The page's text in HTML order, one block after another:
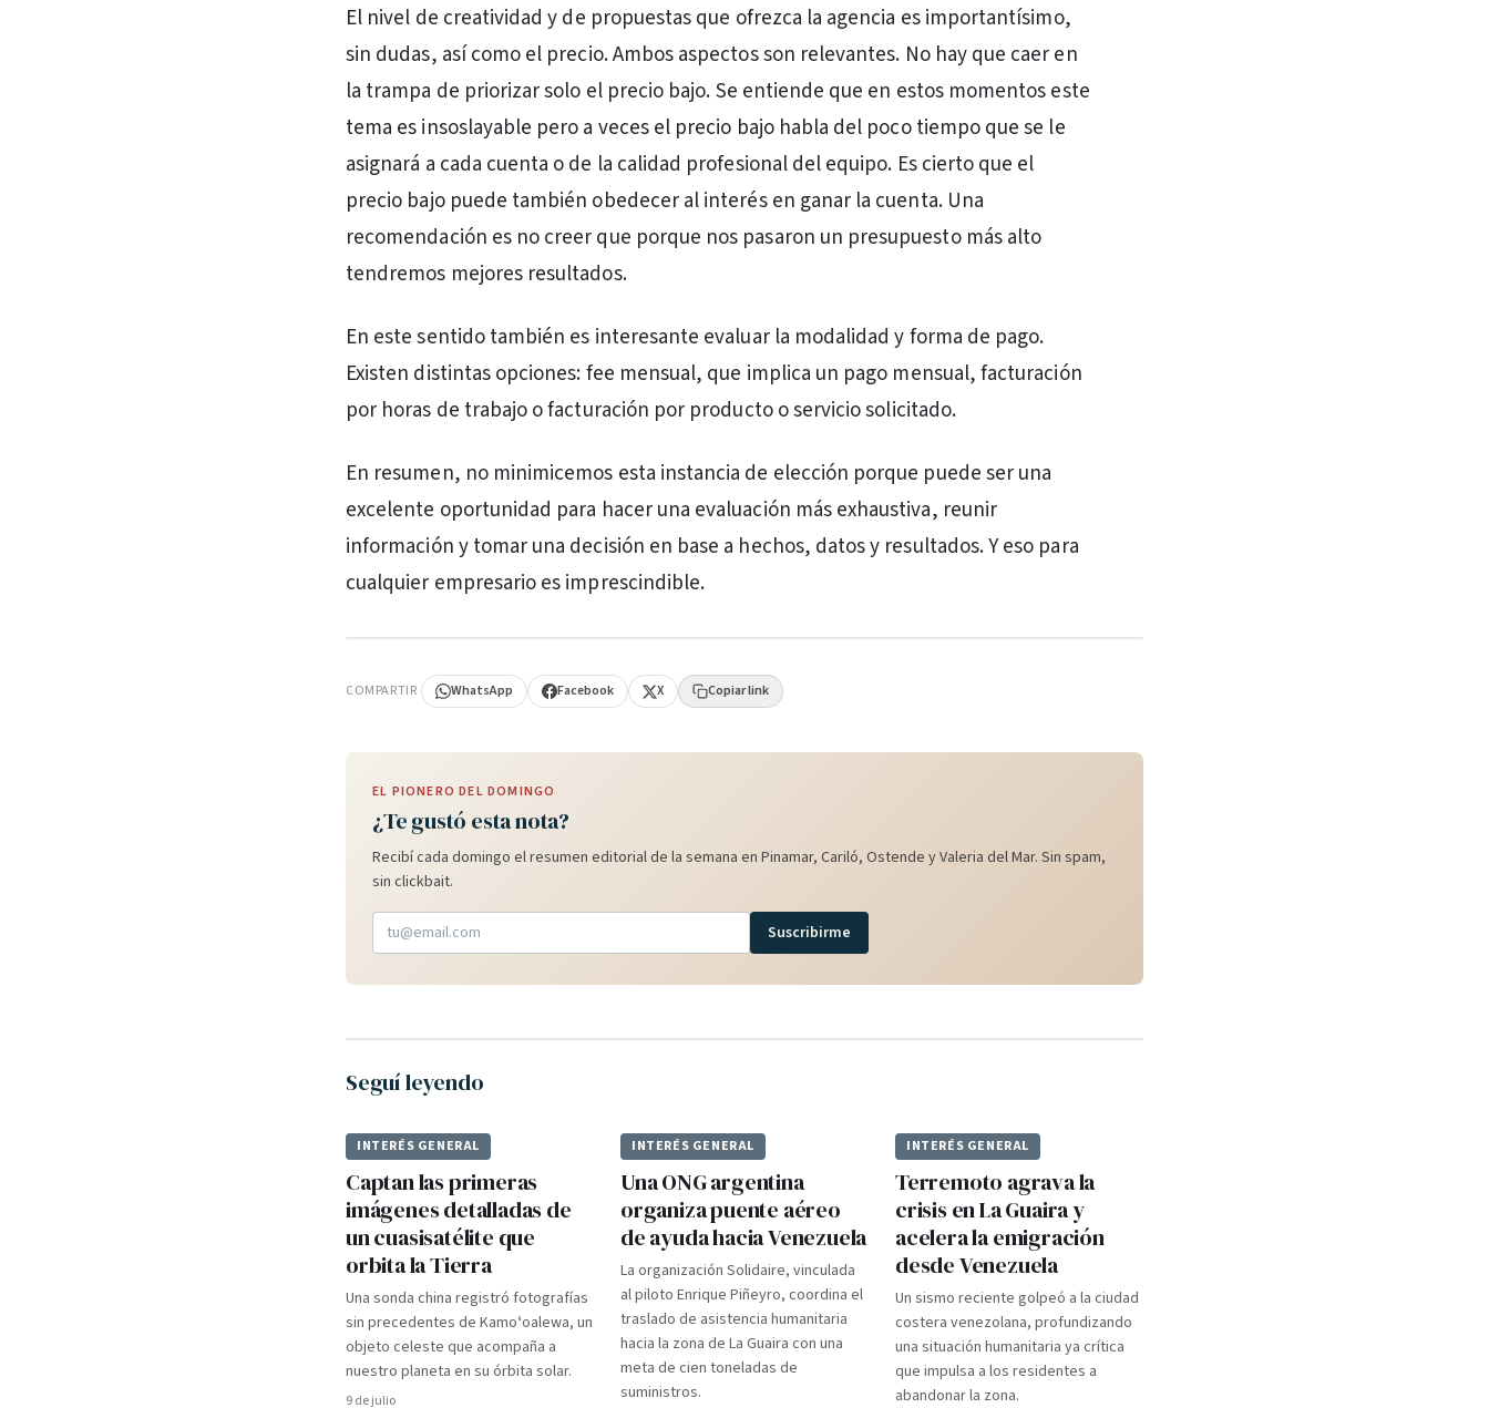
El nivel de creatividad y de propuestas que ofrezca la agencia es importantísimo,
sin dudas, así como el precio. Ambos aspectos son relevantes. No hay que caer en
la trampa de priorizar solo el precio bajo. Se entiende que en estos momentos este
tema es insoslayable pero a veces el precio bajo habla del poco tiempo que se le
asignará a cada cuenta o de la calidad profesional del equipo. Es cierto que el
precio bajo puede también obedecer al interés en ganar la cuenta. Una
recomendación es no creer que porque nos pasaron un presupuesto más alto
tendremos mejores resultados.
En este sentido también es interesante evaluar la modalidad y forma de pago.
Existen distintas opciones: fee mensual, que implica un pago mensual, facturación
por horas de trabajo o facturación por producto o servicio solicitado.
En resumen, no minimicemos esta instancia de elección porque puede ser una
excelente oportunidad para hacer una evaluación más exhaustiva, reunir
información y tomar una decisión en base a hechos, datos y resultados. Y eso para
cualquier empresario es imprescindible.
COMPARTIR WhatsApp Facebook X Copiar link
EL PIONERO DEL DOMINGO
¿Te gustó esta nota?
Recibí cada domingo el resumen editorial de la semana en Pinamar, Cariló, Ostende y Valeria del Mar. Sin spam,
sin clickbait.
Suscribirme
Seguí leyendo
INTERÉS GENERAL
Captan las primeras
imágenes detalladas de
un cuasisatélite que
orbita la Tierra
Una sonda china registró fotografías
sin precedentes de Kamoʻoalewa, un
objeto celeste que acompaña a
nuestro planeta en su órbita solar.
9 de julio
INTERÉS GENERAL
Una ONG argentina
organiza puente aéreo
de ayuda hacia Venezuela
La organización Solidaire, vinculada
al piloto Enrique Piñeyro, coordina el
traslado de asistencia humanitaria
hacia la zona de La Guaira con una
meta de cien toneladas de
suministros.
INTERÉS GENERAL
Terremoto agrava la
crisis en La Guaira y
acelera la emigración
desde Venezuela
Un sismo reciente golpeó a la ciudad
costera venezolana, profundizando
una situación humanitaria ya crítica
que impulsa a los residentes a
abandonar la zona.